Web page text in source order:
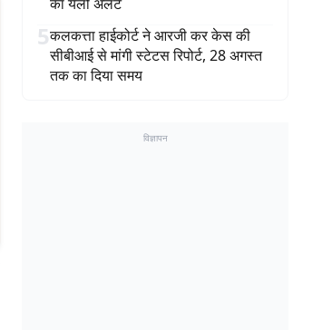
5कलकत्ता हाईकोर्ट ने आरजी कर केस की
सीबीआई से मांगी स्टेटस रिपोर्ट, 28 अगस्त
तक का दिया समय
विज्ञापन